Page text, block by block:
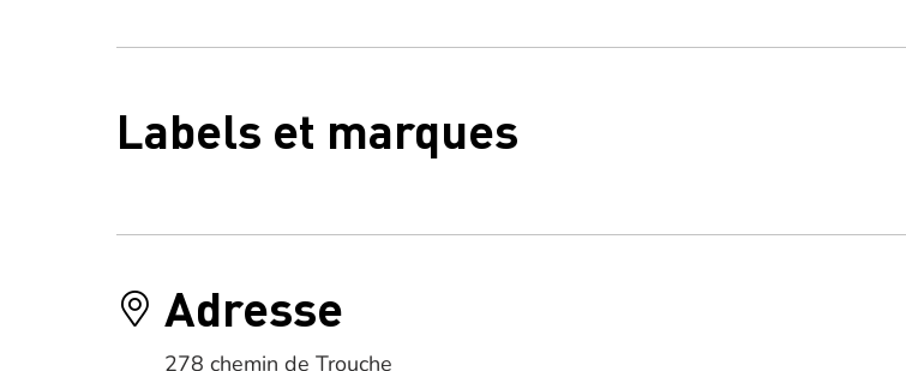
Labels et marques
Adresse
278 chemin de Trouche